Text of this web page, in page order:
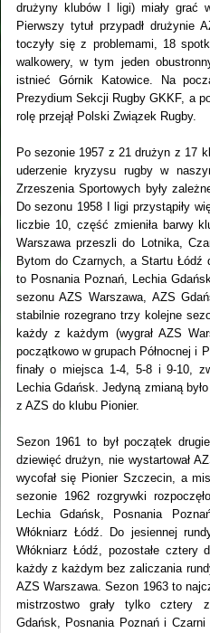
drużyny klubów I ligi) miały grać
Pierwszy tytuł przypadł drużynie
toczyły się z problemami, 18
walkowery, w tym jeden
istnieć Górnik Katowice. Na
Prezydium Sekcji Rugby GKKF, a
rolę przejął Polski Związek Rugby.
Po sezonie 1957 z 21 drużyn z 17
uderzenie kryzysu rugby w
Zrzeszenia Sportowych były
Do sezonu 1958 I ligi przystąpiły
liczbie 10, część zmieniła barwy
Warszawa przeszli do Lotnika,
Bytom do Czarnych, a Startu Łódź
to Posnania Poznań, Lechia
sezonu AZS Warszawa, AZS
stabilnie rozegrano trzy kolejne
każdy z każdym (wygrał AZS
początkowo w grupach Północnej i
finały o miejsca 1-4, 5-8 i 9-10,
Lechia Gdańsk. Jedyną zmianą
z AZS do klubu Pionier.
Sezon 1961 to był początek
dziewięć drużyn, nie wystartował
wycofał się Pionier Szczecin, a
sezonie 1962 rozgrywki
Lechia Gdańsk, Posnania
Włókniarz Łódź. Do jesiennej
Włókniarz Łódź, pozostałe cztery
każdy z każdym bez zaliczania
AZS Warszawa. Sezon 1963 to
mistrzostwo grały tylko cztery
Gdańsk, Posnania Poznań i Czarni